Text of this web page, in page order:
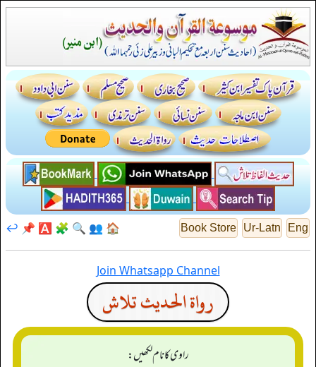
Eng
Ur-Latn
Book Store
🏠
👥
🔍
🧩
🅰️
📌
↩️
Join Whatsapp Channel
رواة الحديث تلاش
راوی کا نام لکھیں: